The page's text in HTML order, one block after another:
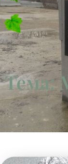
Тема: